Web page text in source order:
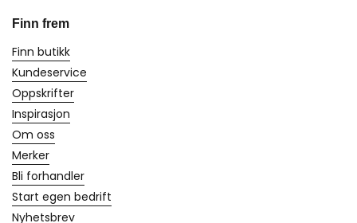
Finn frem
Finn butikk
Kundeservice
Oppskrifter
Inspirasjon
Om oss
Merker
Bli forhandler
Start egen bedrift
Nyhetsbrev